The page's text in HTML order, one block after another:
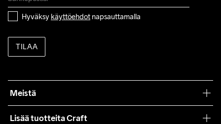
Hyväksy käyttöehdot napsauttamalla
TILAA
Meistä
Lisää tuotteita Craft